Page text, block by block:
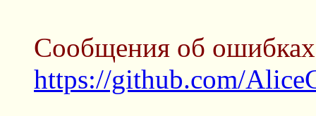
Сообщения об ошибках
https://github.com/